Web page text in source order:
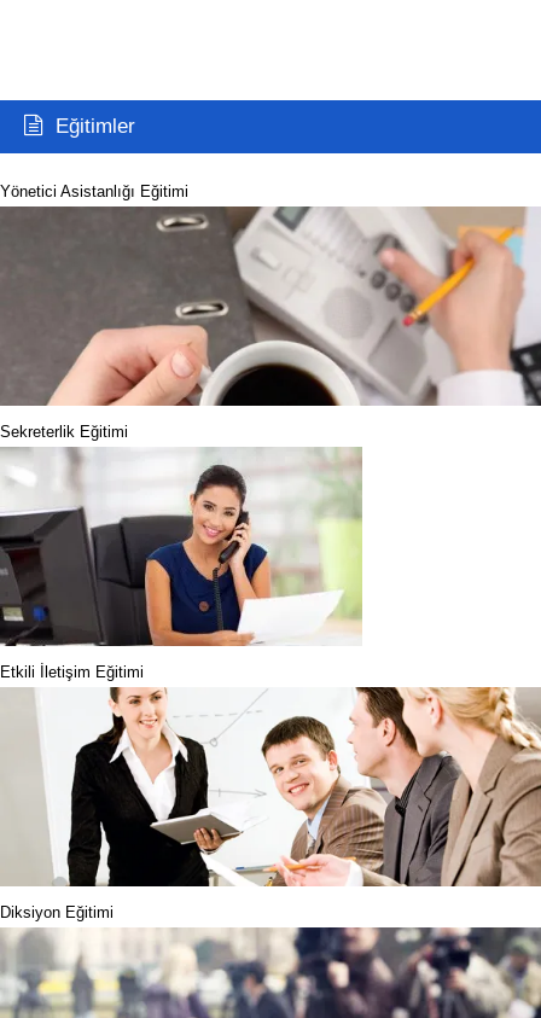
Eğitimler
Yönetici Asistanlığı Eğitimi
Sekreterlik Eğitimi
Etkili İletişim Eğitimi
Diksiyon Eğitimi